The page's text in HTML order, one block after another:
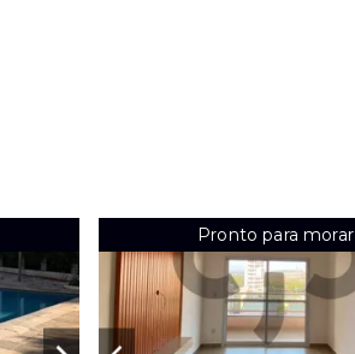
Pronto para morar